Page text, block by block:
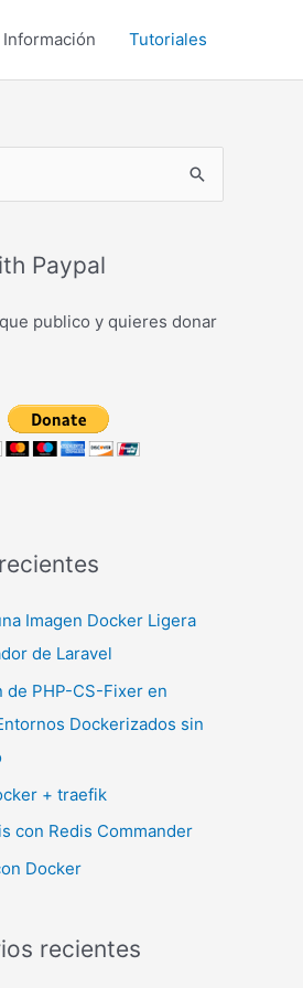
Información Tutoriales
Paypal
publico y quieres donar
Imagen Docker Ligera
de Laravel
de PHP-CS-Fixer en
Dockerizados sin
+ traefik
con Redis Commander
Docker
recientes